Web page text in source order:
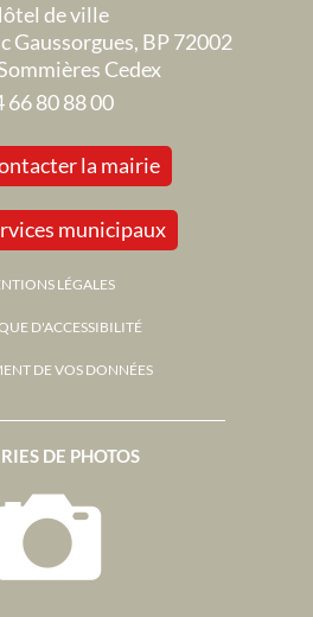
DE PHOTOS
de ville
Gaussorgues, BP 72002
Cedex
66 80 88 00
la mairie
municipaux
LÉGALES
D'ACCESSIBILITÉ
DE VOS DONNÉES